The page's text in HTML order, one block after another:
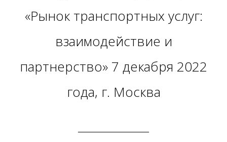
«Рынок транспортных услуг:
взаимодействие и
партнерство» 7 декабря 2022
года, г. Москва